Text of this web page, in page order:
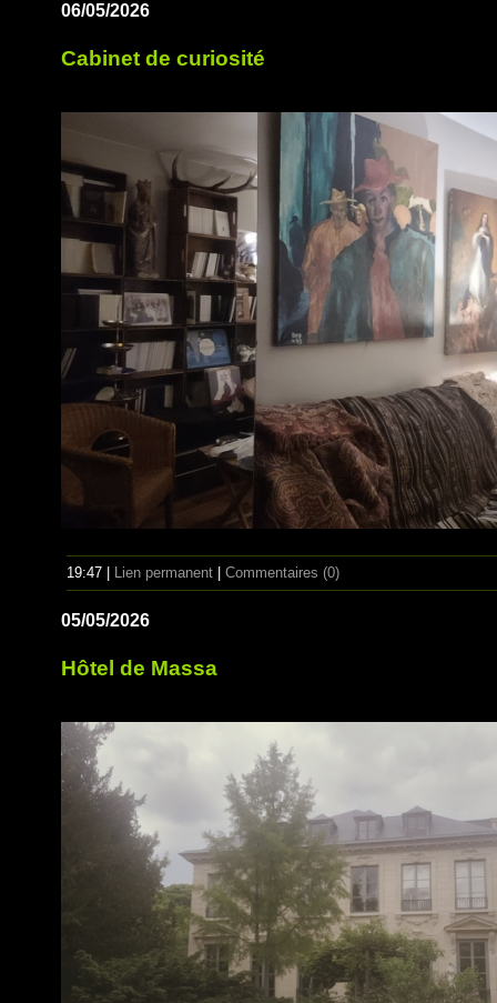
06/05/2026
Cabinet de curiosité
19:47 | Lien permanent | Commentaires (0)
05/05/2026
Hôtel de Massa